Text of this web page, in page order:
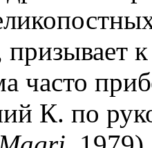
призывает
часто
К. по